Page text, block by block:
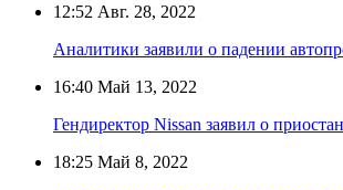
12:52 Авг. 28, 2022
Аналитики заявили о падении
16:40 Май 13, 2022
Гендиректор Nissan заявил о
18:25 Май 8, 2022